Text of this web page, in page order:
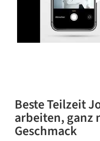
Beste Teilzeit
arbeiten, ganz
Geschmack